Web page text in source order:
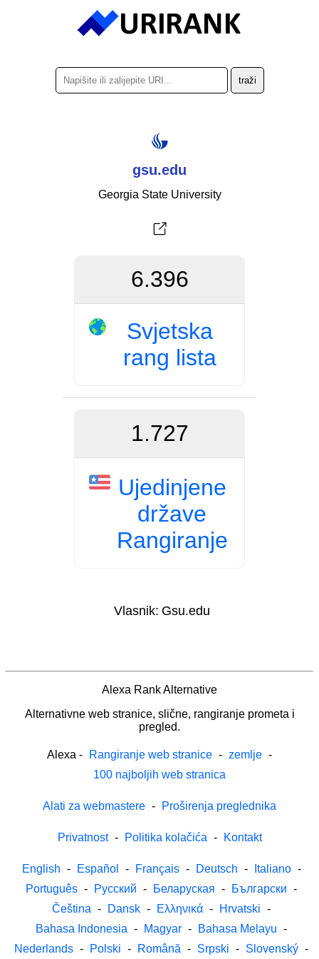
gsu.edu
Georgia State University
6.396
Svjetska
rang lista
1.727
Ujedinjene
države
Rangiranje
Vlasnik: Gsu.edu
Alexa Rank Alternative
Alternativne web stranice, slične, rangiranje prometa i
pregled.
Alexa - Rangiranje web stranice - zemlje -
100 najboljih web stranica
Alati za webmastere - Proširenja preglednika
Privatnost - Politika kolačića - Kontakt
English - Español - Français - Deutsch - Italiano -
Português - Русский - Беларуская - Български -
Čeština - Dansk - Ελληνικά - Hrvatski -
Bahasa Indonesia - Magyar - Bahasa Melayu -
Nederlands - Polski - Română - Srpski - Slovenský -